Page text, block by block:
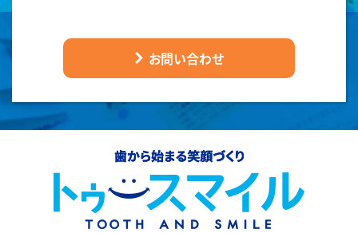
お問い合わせ